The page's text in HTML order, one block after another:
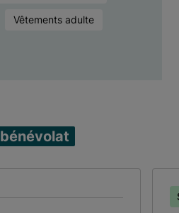
Vêtements adulte
bénévolat